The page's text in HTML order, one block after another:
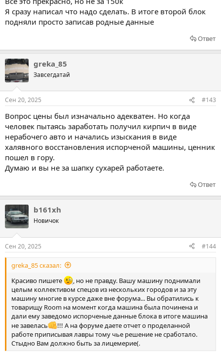
Я сразу написал что надо сделать. В итоге второй блок
подняли просто записав родные данные
Ответ
greka_85
Завсегдатай
Сен 20, 2025 #143
Вопрос цены был изначально адекватен. Но когда
человек пытаясь заработать получил кирпич в виде
нерабочего авто и начались изыскания в виде
халявного восстановления испорченой машины, ценник
пошел в гору.
Думаю и вы не за шапку сухарей работаете.
Ответ
b161xh
Новичок
Сен 20, 2025 #144
greka_85 сказал:
Красиво пишете
, но не правду. Вашу машину поднимали
целым коллективом спецов из нескольких городов и за эту
машину многие в курсе даже вне форума... Вы обратились к
товарищу Room на момент когда машина была починена и
дали ему заведомо испорченые данные блока в итоге машина
не завелась
!!! А на форуме даете отчет о проделанной
работе приписывая лавры тому чье решение не сработало.
Стыдно Вам должно быть за лицемерие(.